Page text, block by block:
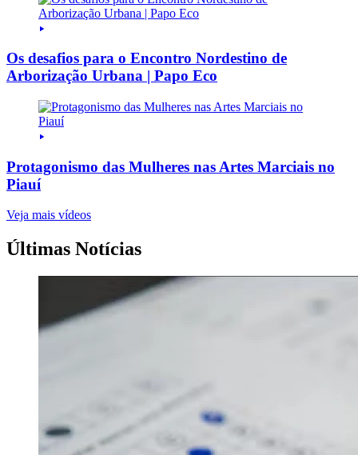
Os desafios para o Encontro Nordestino de
Arborização Urbana | Papo Eco
Protagonismo das Mulheres nas Artes Marciais no
Piauí
Veja mais vídeos
Últimas Notícias